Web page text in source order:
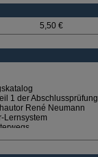
5,50 €
1 der Abschlussprüfung
René Neumann
Lernsystem